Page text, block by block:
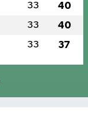
33 40
33 40
33 37